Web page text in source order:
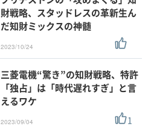
財戦略、スタッドレスの革新生ん
だ知財ミックスの神髄
2023/10/24
三菱電機“驚き”の知財戦略、特許
「独占」は「時代遅れすぎ」と言
えるワケ
2023/09/04 1